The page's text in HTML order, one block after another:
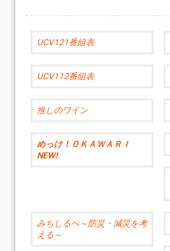
UCV121番組表
UCV112番組表
推しのワイン
めっけ！ＯＫＡＷＡＲＩ
NEW!
みちしるべ～防災・減災を考
える～